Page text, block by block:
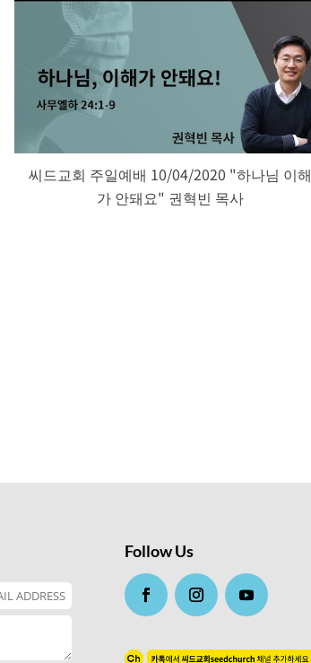
씨드교회 주일예배 10/04/2020 "하나님 이해
가 안돼요" 권혁빈 목사
Follow Us